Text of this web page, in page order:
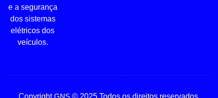
e a segurança
dos sistemas
elétricos dos
veículos.
CopyrightGNS© 2025 Todos os direitos reservados.